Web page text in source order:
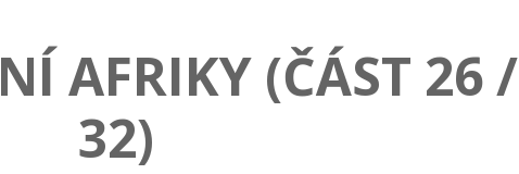
AFRIKY (ČÁST 26 /
32)